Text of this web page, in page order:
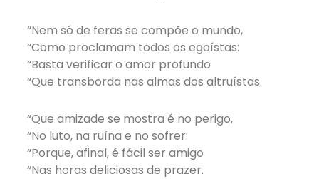
“Nem só de feras se compõe o mundo,
“Como proclamam todos os egoístas:
“Basta verificar o amor profundo
“Que transborda nas almas dos altruístas.
“Que amizade se mostra é no perigo,
“No luto, na ruína e no sofrer:
“Porque, afinal, é fácil ser amigo
“Nas horas deliciosas de prazer.